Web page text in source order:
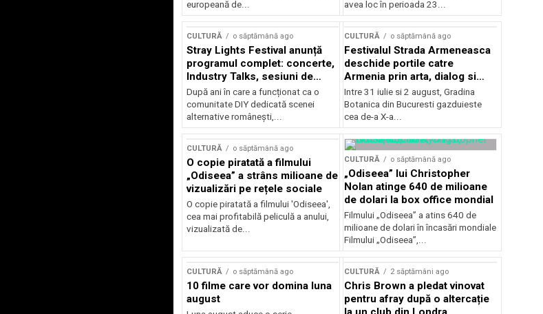
europeană de...
prestigiu, în programul
Concursului Enescu 2026
avea loc în perioada 23...
CULTURĂ o săptămână ago
Stray Lights Festival anunță
programul complet: concerte,
Industry Talks, sesiuni de
audiție și noi opțiuni de
participare pentru public
După ani în care a funcționat ca o
comunitate DIY dedicată scenei
alternative românești,...
CULTURĂ o săptămână ago
Festivalul Strada Armeneasca
deschide portile catre
Armenia prin arta, dialog si
patrimoniu, intre 31 iulie si 2
august, la Gradina Botanica din
Bucuresti
Intre 31 iulie si 2 august, Gradina
Botanica din Bucuresti gazduieste
cea de-a X-a...
CULTURĂ o săptămână ago
O copie piratată a filmului
„Odiseea” a strâns milioane de
vizualizări pe rețele sociale
O copie piratată a filmului 'Odiseea',
cea mai profitabilă peliculă a anului,
vizualizată de...
CULTURĂ o săptămână ago
„Odiseea” lui Christopher
Nolan atinge 640 de milioane
de dolari la box office mondial
Filmului „Odiseea” a atins 640 de
milioane de dolari în încasări mondiale
Filmului „Odiseea”,...
CULTURĂ o săptămână ago
10 filme care vor domina luna
august
CULTURĂ 2 săptămâni ago
Chris Brown a pledat vinovat
pentru afray după o altercație